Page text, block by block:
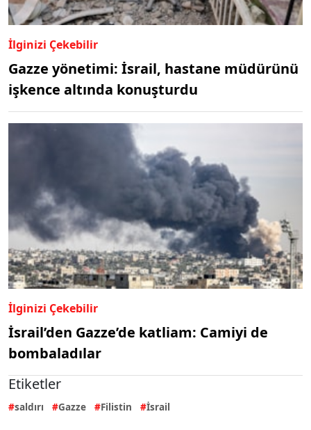
İlginizi Çekebilir
Gazze yönetimi: İsrail, hastane müdürünü
işkence altında konuşturdu
İlginizi Çekebilir
İsrail’den Gazze’de katliam: Camiyi de
bombaladılar
Etiketler
saldırı Gazze Filistin İsrail